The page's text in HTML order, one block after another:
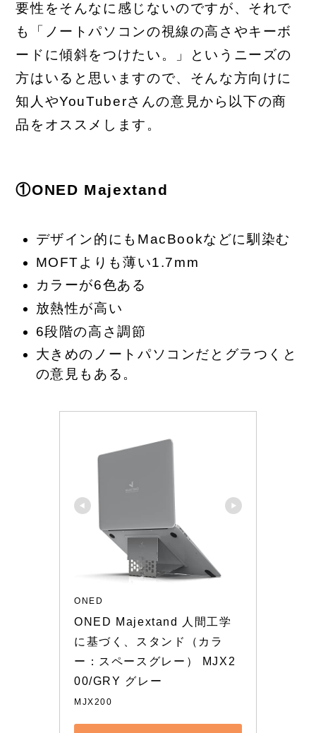
要性をそんなに感じないのですが、それで
も
「ノートパソコンの視線の高さやキーボ
ードに傾斜をつけたい。」
というニーズの
方はいると思いますので、そんな方向けに
知人やYouTuberさんの意見から以下の商
品をオススメします。
①ONED Majextand
デザイン的にもMacBookなどに馴染む
MOFTよりも薄い1.7mm
カラーが6色ある
放熱性が高い
6段階の高さ調節
大きめのノートパソコンだとグラつくと
の意見もある。
ONED
ONED Majextand 人間工学
に基づく、スタンド（カラ
ー：スペースグレー） MJX2
00/GRY グレー
MJX200